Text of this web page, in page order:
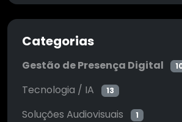
Categorias
Gestão de Presença Digital
Tecnologia / IA 13
Soluções Audiovisuais 1